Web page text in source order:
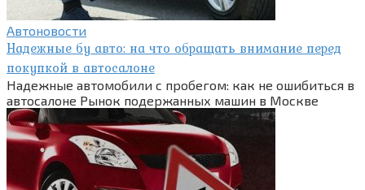
Автоновости
Надежные бу авто: на что обращать внимание перед
покупкой в автосалоне
Надежные автомобили с пробегом: как не ошибиться в
автосалоне Рынок подержанных машин в Москве